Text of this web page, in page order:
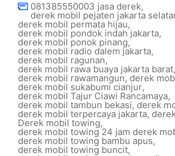
081385550003 jasa derek,
derek mobil pejaten jakarta
derek mobil permata hijau,
derek mobil pondok indah jakarta,
derek mobil ponok pinang,
derek mobil radio dalem jakarta,
derek mobil ragunan,
derek mobil rawa buaya jakarta barat,
derek mobil rawamangun, derek
derek mobil sukabumi cianjur,
derek mobil Tajur Ciawi Rancamaya,
derek mobil tambun bekasi, derek
derek mobil terpercaya jakarta,
Derek mobil towing,
derek mobil towing 24 jam derek
derek mobil towing bambu apus,
derek mobil towing buncit,